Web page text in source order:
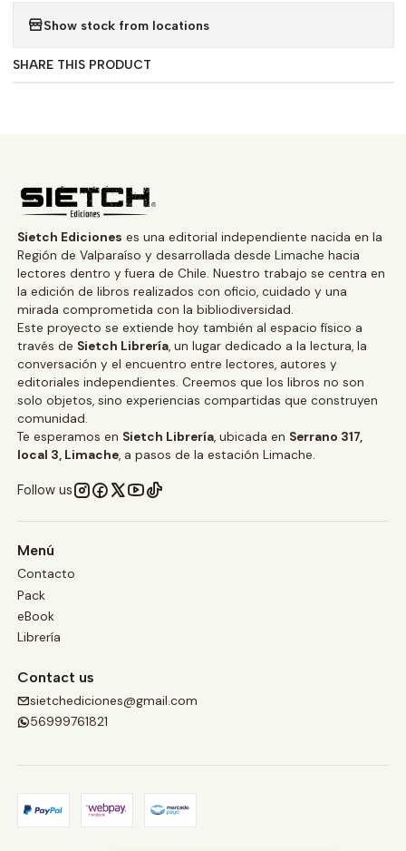
Show stock from locations
SHARE THIS PRODUCT
Sietch Ediciones es una editorial independiente nacida en la
Región de Valparaíso y desarrollada desde Limache hacia
lectores dentro y fuera de Chile. Nuestro trabajo se centra en
la edición de libros realizados con oficio, cuidado y una
mirada comprometida con la bibliodiversidad.
Este proyecto se extiende hoy también al espacio físico a
través de Sietch Librería, un lugar dedicado a la lectura, la
conversación y el encuentro entre lectores, autores y
editoriales independientes. Creemos que los libros no son
solo objetos, sino experiencias compartidas que construyen
comunidad.
Te esperamos en Sietch Librería, ubicada en Serrano 317,
local 3, Limache, a pasos de la estación Limache.
Follow us
Menú
Contacto
Pack
eBook
Librería
Contact us
sietchediciones@gmail.com
56999761821